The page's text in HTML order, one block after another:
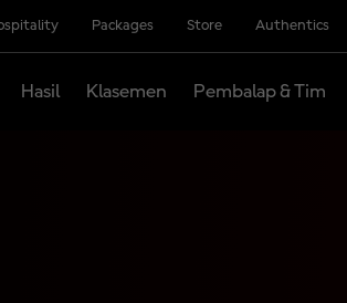
Packages Store Authentics
Hasil Klasemen Pembalap & Tim